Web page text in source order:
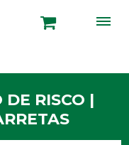
RISCO |